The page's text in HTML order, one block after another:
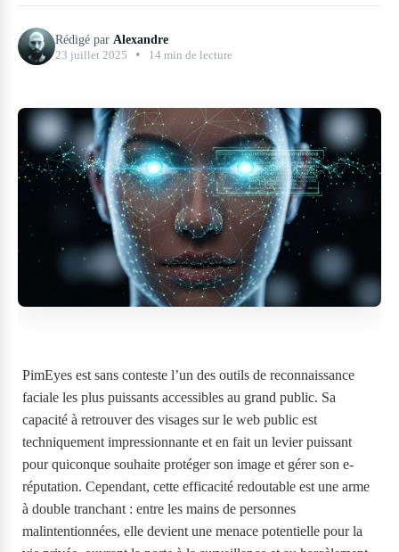
Rédigé par Alexandre
23 juillet 2025 • 14 min de lecture
PimEyes est sans conteste l’un des outils de reconnaissance
faciale les plus puissants accessibles au grand public. Sa
capacité à retrouver des visages sur le web public est
techniquement impressionnante et en fait un levier puissant
pour quiconque souhaite protéger son image et gérer son e-
réputation. Cependant, cette efficacité redoutable est une arme
à double tranchant : entre les mains de personnes
malintentionnées, elle devient une menace potentielle pour la